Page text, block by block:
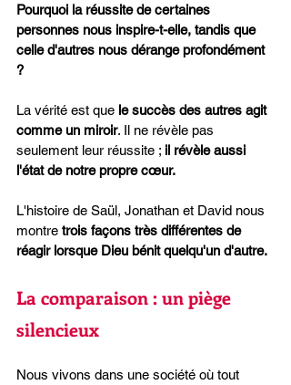
Pourquoi la réussite de certaines
personnes nous inspire-t-elle, tandis que
celle d'autres nous dérange profondément
?
La vérité est que le succès des autres agit
comme un miroir. Il ne révèle pas
seulement leur réussite ; il révèle aussi
l'état de notre propre cœur.
L'histoire de Saül, Jonathan et David nous
montre trois façons très différentes de
réagir lorsque Dieu bénit quelqu'un d'autre.
La comparaison : un piège
silencieux
Nous vivons dans une société où tout